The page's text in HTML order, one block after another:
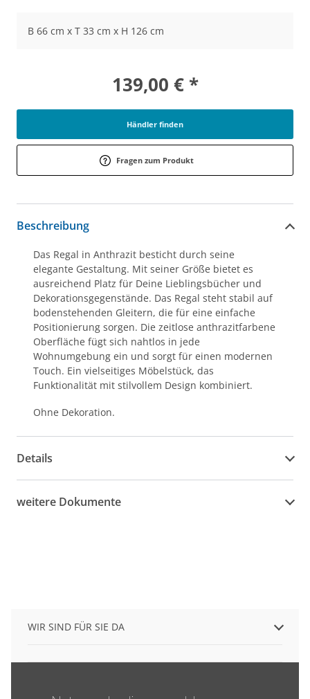
B 66 cm x T 33 cm x H 126 cm
139,00 € *
Händler finden
Fragen zum Produkt
Beschreibung
Das Regal in Anthrazit besticht durch seine
elegante Gestaltung. Mit seiner Größe bietet es
ausreichend Platz für Deine Lieblingsbücher und
Dekorationsgegenstände. Das Regal steht stabil auf
bodenstehenden Gleitern, die für eine einfache
Positionierung sorgen. Die zeitlose anthrazitfarbene
Oberfläche fügt sich nahtlos in jede
Wohnumgebung ein und sorgt für einen modernen
Touch. Ein vielseitiges Möbelstück, das
Funktionalität mit stilvollem Design kombiniert.
Ohne Dekoration.
Details
weitere Dokumente
WIR SIND FÜR SIE DA